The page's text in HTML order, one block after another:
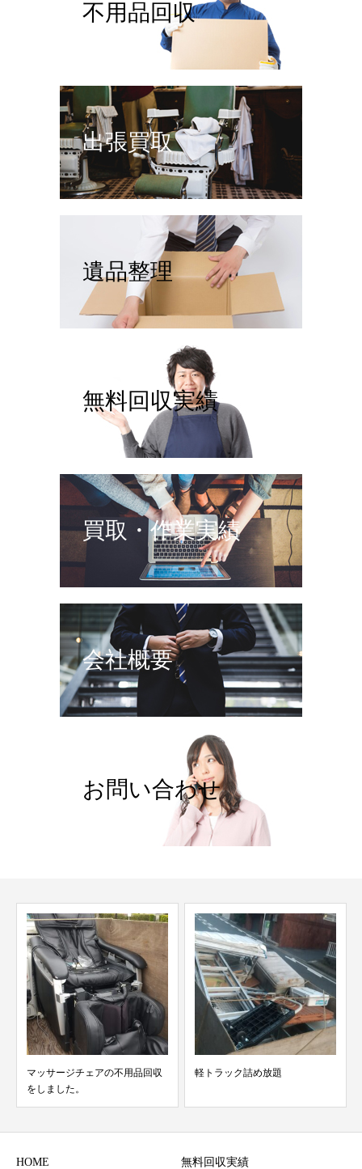
不用品回収
出張買取
遺品整理
無料回収実績
買取・作業実績
会社概要
お問い合わせ
マッサージチェアの不用品回収
をしました。
軽トラック詰め放題
HOME
無料回収実績